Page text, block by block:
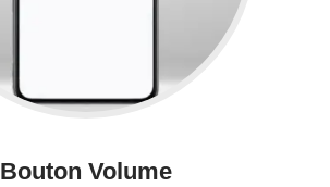
Bouton Volume